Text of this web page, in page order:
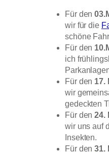
Für den
wir für die
schöne
Für den
ich
Für den 17.
wir
gedeckten
Für den24.
wir uns auf
Insekten.
Für den31.